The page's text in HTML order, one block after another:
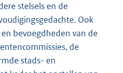
stelsels en de
Ook
bevoegdheden van de
de
stads- en